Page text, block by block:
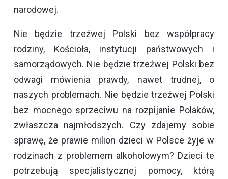
narodowej.
Nie będzie trzeźwej Polski bez współpracy
rodziny, Kościoła, instytucji państwowych i
samorządowych. Nie będzie trzeźwej Polski bez
odwagi mówienia prawdy, nawet trudnej, o
naszych problemach. Nie będzie trzeźwej Polski
bez mocnego sprzeciwu na rozpijanie Polaków,
zwłaszcza najmłodszych. Czy zdajemy sobie
sprawę, że prawie milion dzieci w Polsce żyje w
rodzinach z problemem alkoholowym? Dzieci te
potrzebują specjalistycznej pomocy, którą